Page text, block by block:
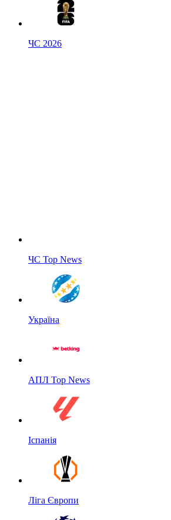
ЧС 2026
ЧС Top News
Україна
АПЛ Top News
Іспанія
Ліга Європи